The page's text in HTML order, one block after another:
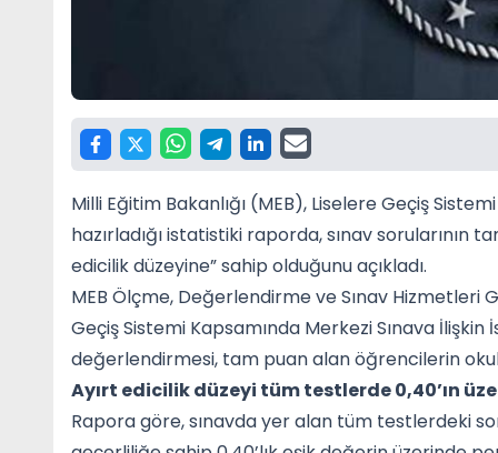
Milli Eğitim Bakanlığı (MEB), Liselere Geçiş
hazırladığı istatistiki raporda, sınav sorularının
edicilik düzeyine” sahip olduğunu açıkladı.
MEB Ölçme, Değerlendirme ve Sınav Hizmetleri
Geçiş Sistemi Kapsamında Merkezi Sınava İlişkin
değerlendirmesi, tam puan alan öğrencilerin okul
Ayırt edicilik düzeyi tüm testlerde 0,40’ın
Rapora göre, sınavda yer alan tüm testlerdeki